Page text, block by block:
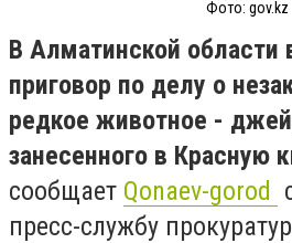
Фото: gov.kz
В Алматинской области
приговор по делу о
редкое животное -
занесенного в Красную
сообщает Qonaev-gorod
пресс-службу